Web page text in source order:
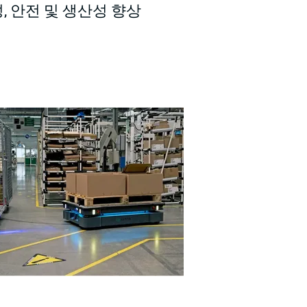
안전 및 생산성 향상